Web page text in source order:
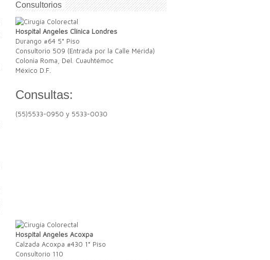
Consultorios
Hospital Angeles Clínica Londres
Durango #64 5° Piso
Consultorio 509 (Entrada por la Calle Mérida)
Colonia Roma, Del. Cuauhtémoc
México D.F.
Consultas:
(55)5533-0950 y 5533-0030
Hospital Angeles Acoxpa
Calzada Acoxpa #430 1° Piso
Consultorio 110